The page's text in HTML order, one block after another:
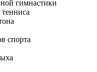
гимнастики
спорта